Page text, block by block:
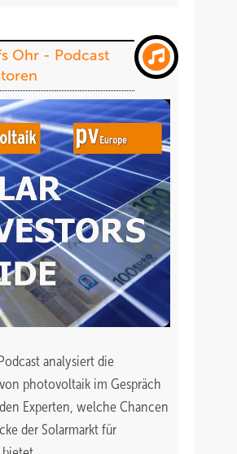
Ohr - Podcast
analysiert die
photovoltaik im Gespräch
Experten, welche Chancen
der Solarmarkt für